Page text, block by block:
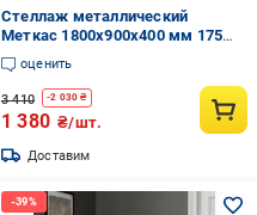
Стеллаж металлический
Меткас 1800x900x400 мм 175
кг/полку МДФ (БМ-7)
оценить
3 410 -2 030 ₴
1 380 ₴/шт.
Доставим